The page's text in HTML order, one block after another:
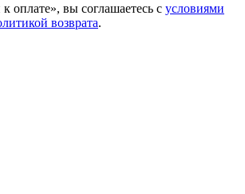
оплате», вы соглашаетесь с условиями
возврата.